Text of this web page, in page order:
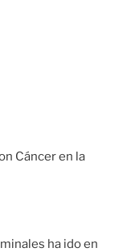
Cáncer en la
ha ido en